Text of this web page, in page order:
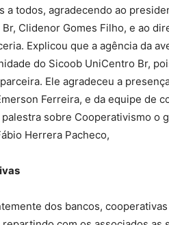
a todos, agradecendo ao
Clidenor Gomes Filho, e ao
Explicou que a agência da
do Sicoob UniCentro Br,
Ele agradeceu a
Ferreira, e da equipe de
sobre Cooperativismo o
Herrera Pacheco,
dos bancos,